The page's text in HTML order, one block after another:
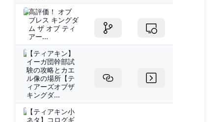
高評価！ オブ
ブレス キングダ
ム ザ オブ ティ
アー...
【ティアキン】
イーガ団幹部試
験の攻略とカエ
ル像の場所【テ
ィアーズオブザ
キングダ...
【ティアキン小
ネタ】コログギ